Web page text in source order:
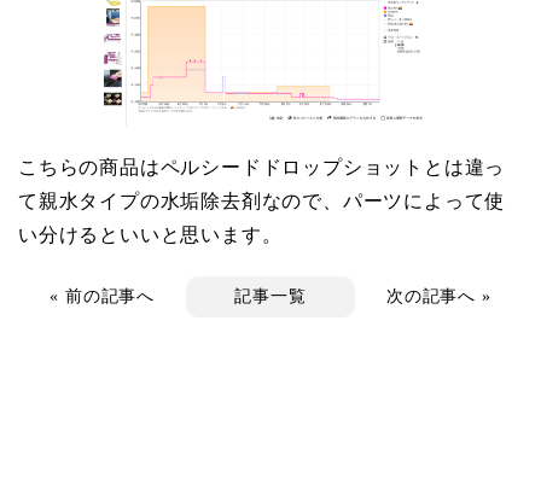
こちらの商品はペルシードドロップショットとは違っ
て親水タイプの水垢除去剤なので、パーツによって使
い分けるといいと思います。
« 前の記事へ 記事一覧 次の記事へ »